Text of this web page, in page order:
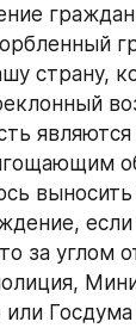
страну,
выносить
за углом
или